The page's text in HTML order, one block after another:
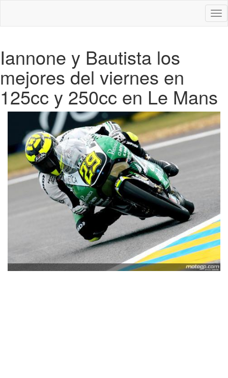
Iannone y Bautista los
mejores del viernes en
125cc y 250cc en Le Mans